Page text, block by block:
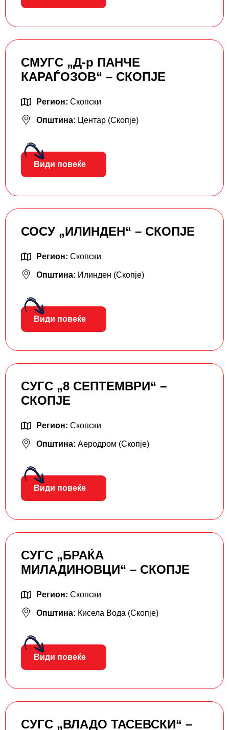
СМУГС „Д-р ПАНЧЕ
КАРАЃОЗОВ“ – СКОПЈЕ
Регион: Скопски
Општина: Центар (Скопје)
Види повеќе
СОСУ „ИЛИНДЕН“ – СКОПЈЕ
Регион: Скопски
Општина: Илинден (Скопје)
Види повеќе
СУГС „8 СЕПТЕМВРИ“ –
СКОПЈЕ
Регион: Скопски
Општина: Аеродром (Скопје)
Види повеќе
СУГС „БРАЌА
МИЛАДИНОВЦИ“ – СКОПЈЕ
Регион: Скопски
Општина: Кисела Вода (Скопје)
Види повеќе
СУГС „ВЛАДО ТАСЕВСКИ“ –